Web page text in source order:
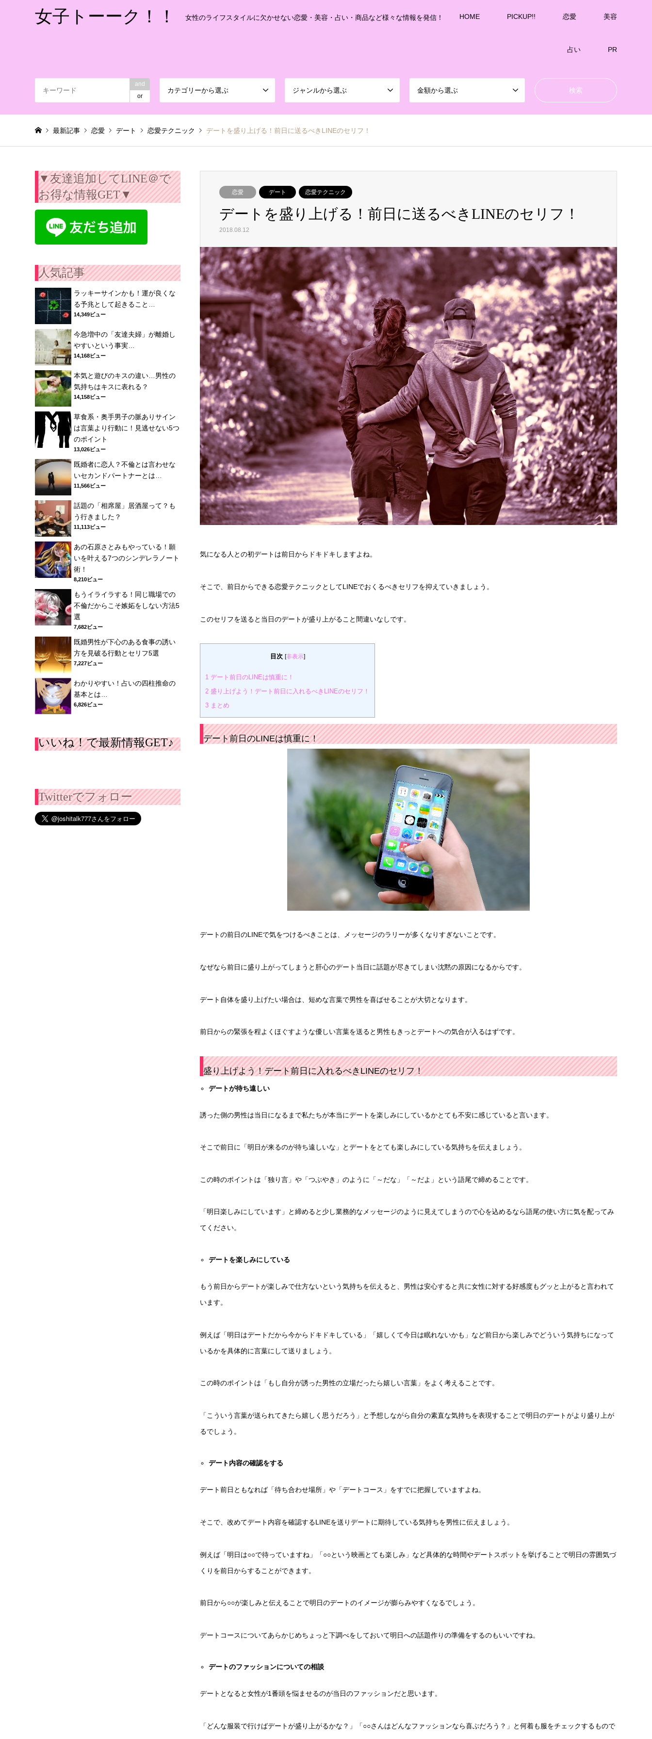
女子トーーク！！ 女性のライフスタイルに欠かせない恋愛・美容・占い・商品など様々な情報を発信！ HOME PICKUP!! 恋愛 美容
占い PR
and
or
カテゴリーから選ぶ ジャンルから選ぶ 金額から選ぶ
最新記事 恋愛 デート 恋愛テクニック デートを盛り上げる！前日に送るべきLINEのセリフ！
恋愛 デート 恋愛テクニック
デートを盛り上げる！前日に送るべきLINEのセリフ！
2018.08.12
気になる人との初デートは前日からドキドキしますよね。
そこで、前日からできる恋愛テクニックとしてLINEでおくるべきセリフを抑えていきましょう。
このセリフを送ると当日のデートが盛り上がること間違いなしです。
目次 [非表示]
1 デート前日のLINEは慎重に！
2 盛り上げよう！デート前日に入れるべきLINEのセリフ！
3 まとめ
デート前日のLINEは慎重に！
デートの前日のLINEで気をつけるべきことは、メッセージのラリーが多くなりすぎないことです。
なぜなら前日に盛り上がってしまうと肝心のデート当日に話題が尽きてしまい沈黙の原因になるからです。
デート自体を盛り上げたい場合は、短めな言葉で男性を喜ばせることが大切となります。
前日からの緊張を程よくほぐすような優しい言葉を送ると男性もきっとデートへの気合が入るはずです。
盛り上げよう！デート前日に入れるべきLINEのセリフ！
デートが待ち遠しい
誘った側の男性は当日になるまで私たちが本当にデートを楽しみにしているかとても不安に感じていると言います。
そこで前日に「明日が来るのが待ち遠しいな」とデートをとても楽しみにしている気持ちを伝えましょう。
この時のポイントは「独り言」や「つぶやき」のように「～だな」「～だよ」という語尾で締めることです。
「明日楽しみにしています」と締めると少し業務的なメッセージのように見えてしまうので心を込めるなら語尾の使い方に気を配ってみ
てください。
デートを楽しみにしている
もう前日からデートが楽しみで仕方ないという気持ちを伝えると、男性は安心すると共に女性に対する好感度もグッと上がると言われて
います。
例えば「明日はデートだから今からドキドキしている」「嬉しくて今日は眠れないかも」など前日から楽しみでどういう気持ちになって
いるかを具体的に言葉にして送りましょう。
この時のポイントは「もし自分が誘った男性の立場だったら嬉しい言葉」をよく考えることです。
「こういう言葉が送られてきたら嬉しく思うだろう」と予想しながら自分の素直な気持ちを表現することで明日のデートがより盛り上が
るでしょう。
デート内容の確認をする
デート前日ともなれば「待ち合わせ場所」や「デートコース」をすでに把握していますよね。
そこで、改めてデート内容を確認するLINEを送りデートに期待している気持ちを男性に伝えましょう。
例えば「明日は○○で待っていますね」「○○という映画とても楽しみ」など具体的な時間やデートスポットを挙げることで明日の雰囲気づ
くりを前日からすることができます。
前日から○○が楽しみと伝えることで明日のデートのイメージが膨らみやすくなるでしょう。
デートコースについてあらかじめちょっと下調べをしておいて明日への話題作りの準備をするのもいいですね。
デートのファッションについての相談
デートとなると女性が1番頭を悩ませるのが当日のファッションだと思います。
「どんな服装で行けばデートが盛り上がるかな？」「○○さんはどんなファッションなら喜ぶだろう？」と何着も服をチェックするもので
▼友達追加してLINE＠で
お得な情報GET▼
人気記事
ラッキーサインかも！運が良くな
る予兆として起きること…
14,349ビュー
今急増中の「友達夫婦」が離婚し
やすいという事実…
14,168ビュー
本気と遊びのキスの違い…男性の
気持ちはキスに表れる？
14,158ビュー
草食系・奥手男子の脈ありサイン
は言葉より行動に！見逃せない5つ
のポイント
13,026ビュー
既婚者に恋人？不倫とは言わせな
いセカンドパートナーとは…
11,566ビュー
話題の「相席屋」居酒屋って？も
う行きました？
11,113ビュー
あの石原さとみもやっている！願
いを叶える7つのシンデレラノート
術！
8,210ビュー
もうイライラする！同じ職場での
不倫だからこそ嫉妬をしない方法5
選
7,682ビュー
既婚男性が下心のある食事の誘い
方を見破る行動とセリフ5選
7,227ビュー
わかりやすい！占いの四柱推命の
基本とは…
6,826ビュー
いいね！で最新情報GET♪
Twitterでフォロー